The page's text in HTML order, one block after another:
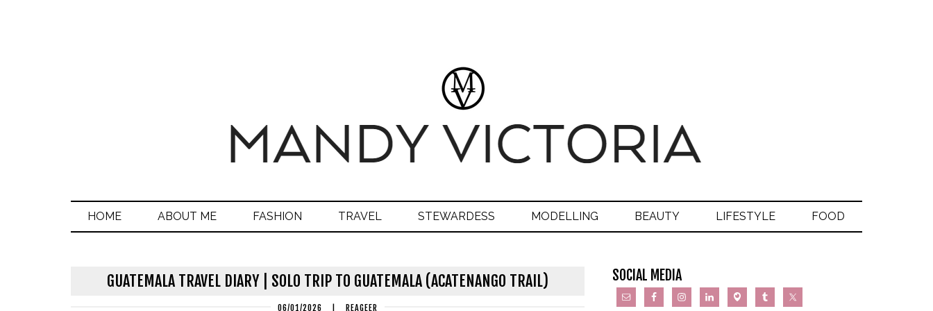
HOME ABOUT ME FASHION TRAVEL STEWARDESS MODELLING BEAUTY LIFESTYLE FOOD
GUATEMALA TRAVEL DIARY | SOLO TRIP TO GUATEMALA (ACATENANGO TRAIL)
06/01/2026 REAGEER
SOCIAL MEDIA